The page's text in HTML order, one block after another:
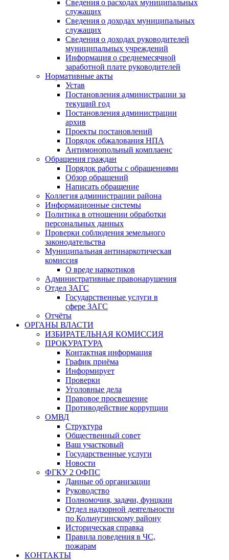
Сведения о расходах муниципальных
служащих
Сведения о доходах муниципальных
служащих
Сведения о доходах руководителей
муниципальных учреждений
Информация о среднемесячной
заработной плате руководителей
Нормативные акты
Устав
Постановления администрации за
текущий год
Постановления администрации
архив
Проекты постановлений
Порядок обжалования НПА
Антимонопольный комплаенс
Обращения граждан
Порядок работы с обращениями
Обзор обращений
Написать обращение
Коллегия администрации района
Информационные системы
Политика в отношении обработки
персональных данных
Проверки соблюдения земельного
законодательства
Муниципальная антинаркотическая
комиссия
О вреде наркотиков
Административные правонарушения
Отдел ЗАГС
Государственные услуги в
сфере ЗАГС
Отчёты
ОРГАНЫ ВЛАСТИ
ИЗБИРАТЕЛЬНАЯ КОМИССИЯ
ПРОКУРАТУРА
Контактная информация
График приёма
Информирует
Проверки
Уголовные дела
Правовое просвещение
Противодействие коррупции
ОМВД
Структура
Общественный совет
Ваш участковый
Государственные услуги
Новости
ФГКУ 2 ОФПС
Данные об организации
Руководство
Полномочия, задачи, фунцкии
Отдел надзорной деятельности
по Кольчугинскому району
Историческая справка
Правила поведения в ЧС,
пожарам
КОНТАКТЫ